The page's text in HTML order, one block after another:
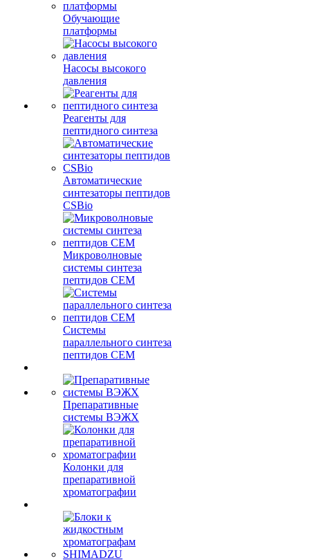
Обучающие
платформы
Насосы высокого
давления
Реагенты для
пептидного синтеза
Автоматические
синтезаторы пептидов
CSBio
Микроволновые
системы синтеза
пептидов CEM
Системы
параллельного синтеза
пептидов CEM
Препаративные
системы ВЭЖХ
Колонки для
препаративной
хроматографии